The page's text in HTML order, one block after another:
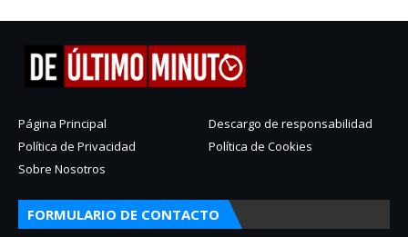
Página Principal
Descargo de responsabilidad
Política de Privacidad
Política de Cookies
Sobre Nosotros
FORMULARIO DE CONTACTO